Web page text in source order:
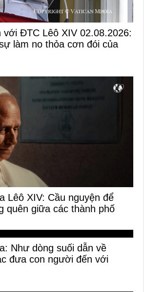
với ĐTC Lêô XIV 02.08.2026:
làm no thỏa cơn đói của
Lêô XIV: Cầu nguyện để
quên giữa các thành phố
Như dòng suối dẫn về
đưa con người đến với